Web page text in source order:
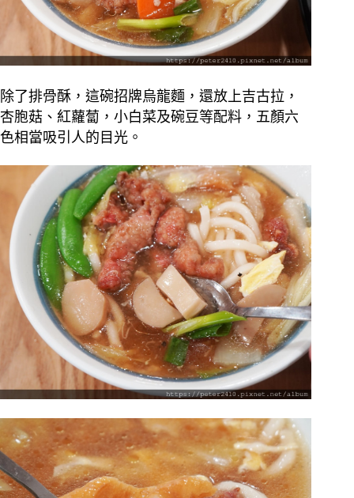
除了排骨酥，這碗招牌烏龍麵，還放上吉古拉，
杏胞菇、紅蘿蔔，小白菜及碗豆等配料，五顏六
色相當吸引人的目光。